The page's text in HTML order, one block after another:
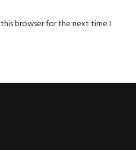
browser for the next time I